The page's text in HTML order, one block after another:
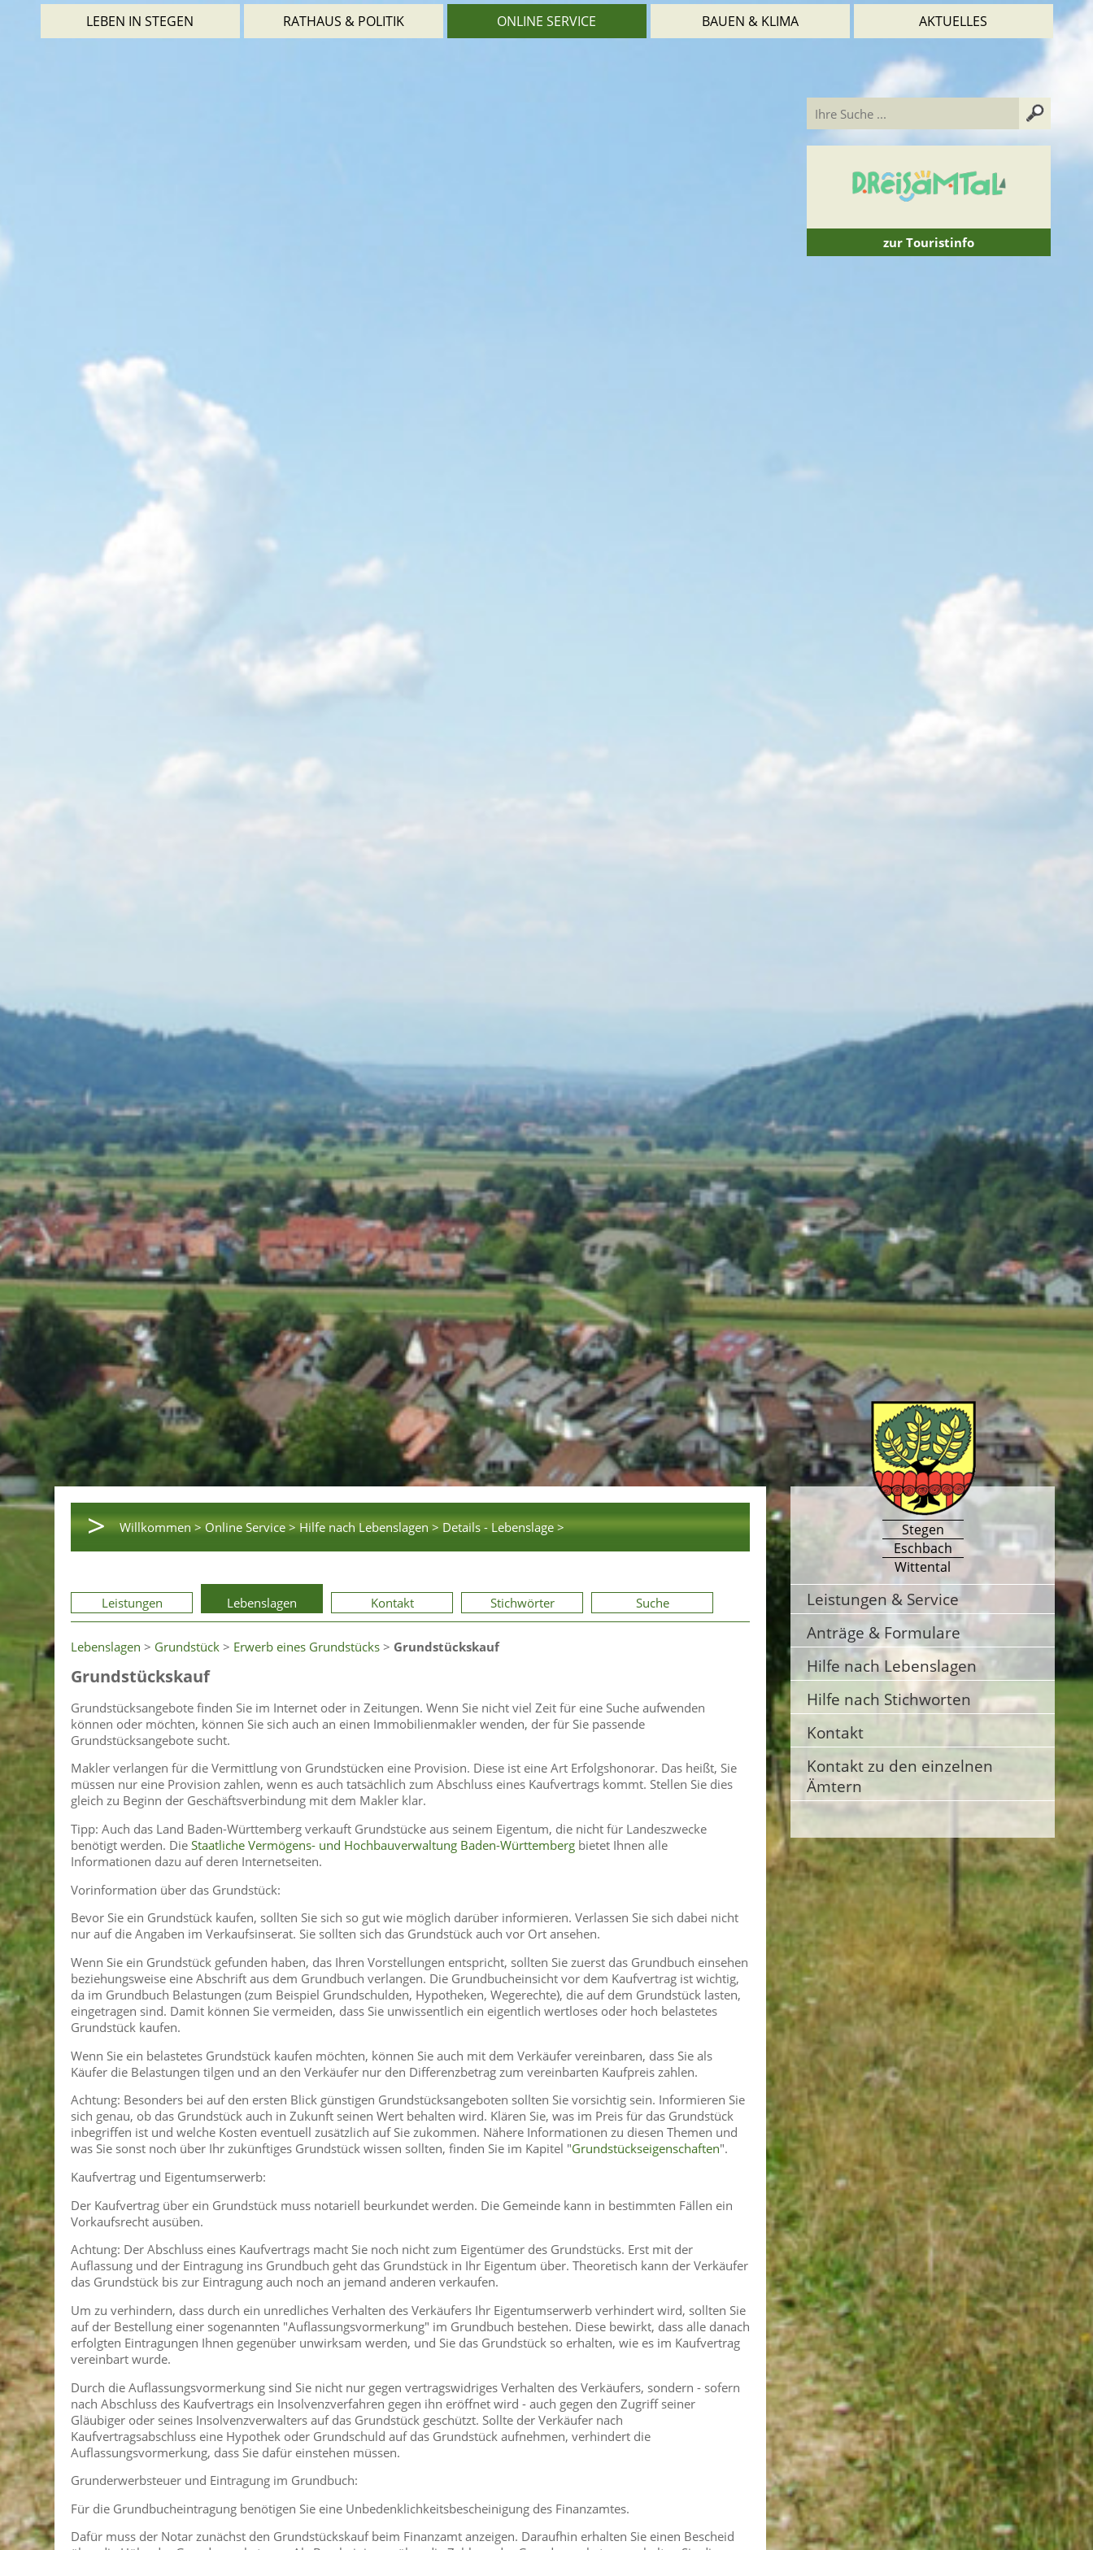
LEBEN IN STEGEN RATHAUS & POLITIK ONLINE SERVICE BAUEN & KLIMA AKTUELLES
zur Touristinfo
> Willkommen > Online Service > Hilfe nach Lebenslagen > Details - Lebenslage >
Leistungen Lebenslagen Kontakt Stichwörter Suche
Lebenslagen > Grundstück > Erwerb eines Grundstücks > Grundstückskauf
Grundstückskauf
Grundstücksangebote finden Sie im Internet oder in Zeitungen. Wenn Sie nicht viel Zeit für eine Suche aufwenden
können oder möchten, können Sie sich auch an einen Immobilienmakler wenden, der für Sie passende
Grundstücksangebote sucht.
Makler verlangen für die Vermittlung von Grundstücken eine Provision. Diese ist eine Art Erfolgshonorar. Das heißt, Sie
müssen nur eine Provision zahlen, wenn es auch tatsächlich zum Abschluss eines Kaufvertrags kommt. Stellen Sie dies
gleich zu Beginn der Geschäftsverbindung mit dem Makler klar.
Tipp: Auch das Land Baden-Württemberg verkauft Grundstücke aus seinem Eigentum, die nicht für Landeszwecke
benötigt werden. Die Staatliche Vermögens- und Hochbauverwaltung Baden-Württemberg bietet Ihnen alle
Informationen dazu auf deren Internetseiten.
Vorinformation über das Grundstück:
Bevor Sie ein Grundstück kaufen, sollten Sie sich so gut wie möglich darüber informieren. Verlassen Sie sich dabei nicht
nur auf die Angaben im Verkaufsinserat. Sie sollten sich das Grundstück auch vor Ort ansehen.
Wenn Sie ein Grundstück gefunden haben, das Ihren Vorstellungen entspricht, sollten Sie zuerst das Grundbuch einsehen
beziehungsweise eine Abschrift aus dem Grundbuch verlangen. Die Grundbucheinsicht vor dem Kaufvertrag ist wichtig,
da im Grundbuch Belastungen (zum Beispiel Grundschulden, Hypotheken, Wegerechte), die auf dem Grundstück lasten,
eingetragen sind. Damit können Sie vermeiden, dass Sie unwissentlich ein eigentlich wertloses oder hoch belastetes
Grundstück kaufen.
Wenn Sie ein belastetes Grundstück kaufen möchten, können Sie auch mit dem Verkäufer vereinbaren, dass Sie als
Käufer die Belastungen tilgen und an den Verkäufer nur den Differenzbetrag zum vereinbarten Kaufpreis zahlen.
Achtung: Besonders bei auf den ersten Blick günstigen Grundstücksangeboten sollten Sie vorsichtig sein. Informieren Sie
sich genau, ob das Grundstück auch in Zukunft seinen Wert behalten wird. Klären Sie, was im Preis für das Grundstück
inbegriffen ist und welche Kosten eventuell zusätzlich auf Sie zukommen. Nähere Informationen zu diesen Themen und
was Sie sonst noch über Ihr zukünftiges Grundstück wissen sollten, finden Sie im Kapitel "Grundstückseigenschaften".
Kaufvertrag und Eigentumserwerb:
Der Kaufvertrag über ein Grundstück muss notariell beurkundet werden. Die Gemeinde kann in bestimmten Fällen ein
Vorkaufsrecht ausüben.
Achtung: Der Abschluss eines Kaufvertrags macht Sie noch nicht zum Eigentümer des Grundstücks. Erst mit der
Auflassung und der Eintragung ins Grundbuch geht das Grundstück in Ihr Eigentum über. Theoretisch kann der Verkäufer
das Grundstück bis zur Eintragung auch noch an jemand anderen verkaufen.
Um zu verhindern, dass durch ein unredliches Verhalten des Verkäufers Ihr Eigentumserwerb verhindert wird, sollten Sie
auf der Bestellung einer sogenannten "Auflassungsvormerkung" im Grundbuch bestehen. Diese bewirkt, dass alle danach
erfolgten Eintragungen Ihnen gegenüber unwirksam werden, und Sie das Grundstück so erhalten, wie es im Kaufvertrag
vereinbart wurde.
Durch die Auflassungsvormerkung sind Sie nicht nur gegen vertragswidriges Verhalten des Verkäufers, sondern - sofern
nach Abschluss des Kaufvertrags ein Insolvenzverfahren gegen ihn eröffnet wird - auch gegen den Zugriff seiner
Gläubiger oder seines Insolvenzverwalters auf das Grundstück geschützt. Sollte der Verkäufer nach
Kaufvertragsabschluss eine Hypothek oder Grundschuld auf das Grundstück aufnehmen, verhindert die
Auflassungsvormerkung, dass Sie dafür einstehen müssen.
Grunderwerbsteuer und Eintragung im Grundbuch:
Für die Grundbucheintragung benötigen Sie eine Unbedenklichkeitsbescheinigung des Finanzamtes.
Dafür muss der Notar zunächst den Grundstückskauf beim Finanzamt anzeigen. Daraufhin erhalten Sie einen Bescheid
Stegen
Eschbach
Wittental
Leistungen & Service
Anträge & Formulare
Hilfe nach Lebenslagen
Hilfe nach Stichworten
Kontakt
Kontakt zu den einzelnen
Ämtern